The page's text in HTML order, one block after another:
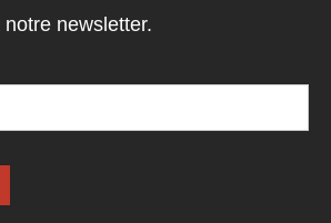
newsletter.